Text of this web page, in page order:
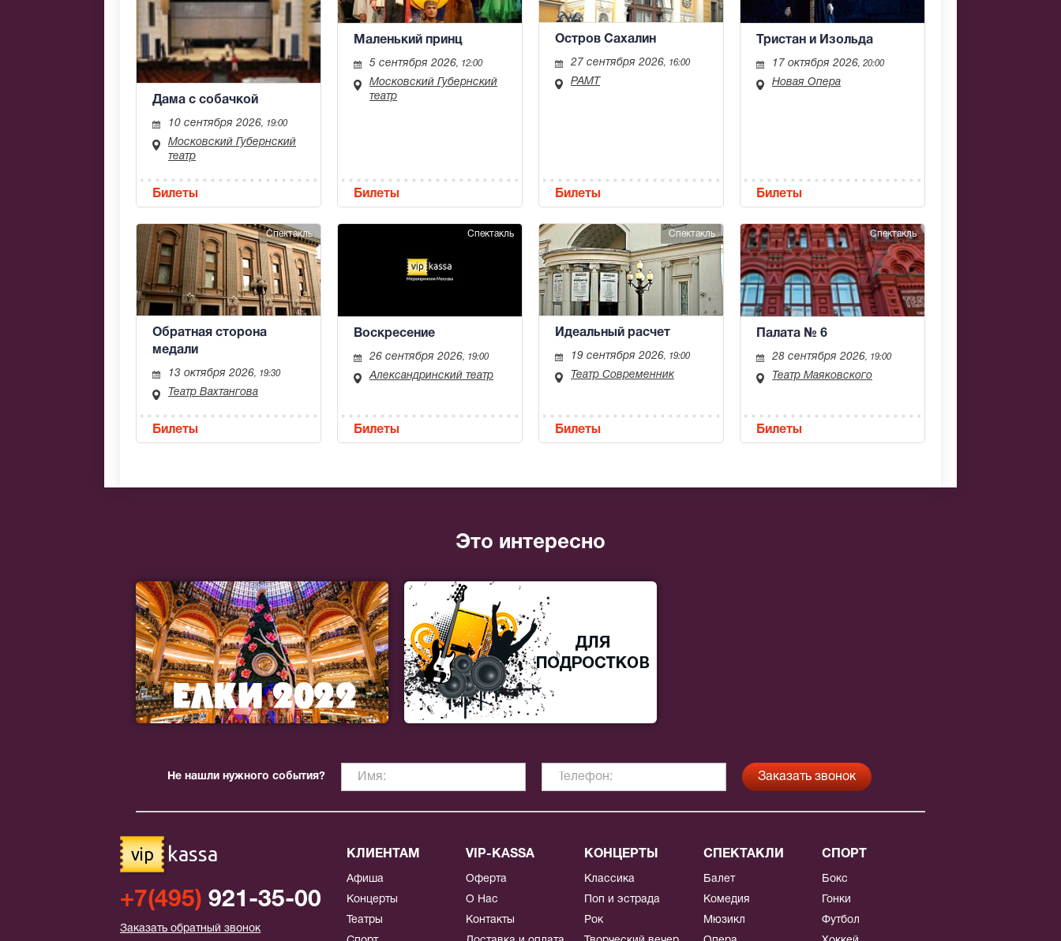
Дама с собачкой
10 сентября 2026, 19:00
Московский Губернский
театр
Билеты
Маленький принц
5 сентября 2026, 12:00
Московский Губернский
театр
Билеты
Остров Сахалин
27 сентября 2026, 16:00
РАМТ
Билеты
Тристан и Изольда
17 октября 2026, 20:00
Новая Опера
Билеты
Спектакль
Обратная сторона
медали
13 октября 2026, 19:30
Театр Вахтангова
Билеты
Спектакль
Воскресение
26 сентября 2026, 19:00
Александринский театр
Билеты
Спектакль
Идеальный расчет
19 сентября 2026, 19:00
Театр Современник
Билеты
Спектакль
Палата № 6
28 сентября 2026, 19:00
Театр Маяковского
Билеты
Это интересно
Не нашли нужного события?
vip kassa
+7(495) 921-35-00
Заказать обратный звонок
КЛИЕНТАМ
Афиша
Концерты
Театры
VIP-KASSA
Оферта
О Нас
Контакты
КОНЦЕРТЫ
Классика
Поп и эстрада
Рок
СПЕКТАКЛИ
Балет
Комедия
Мюзикл
СПОРТ
Бокс
Гонки
Футбол